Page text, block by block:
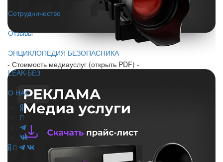
Сотрудничество
Отзывы
ЭНЦИКЛОПЕДИЯ БЕЗОПАСНИКА
LEAK-БЕЗ
О НАС
- Стоимость медиауслуг (открыть PDF) -